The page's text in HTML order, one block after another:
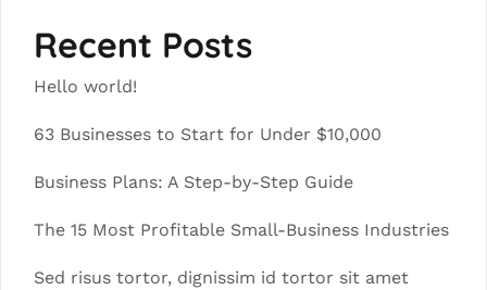
Recent Posts
Hello world!
63 Businesses to Start for Under $10,000
Business Plans: A Step-by-Step Guide
The 15 Most Profitable Small-Business Industries
Sed risus tortor, dignissim id tortor sit amet